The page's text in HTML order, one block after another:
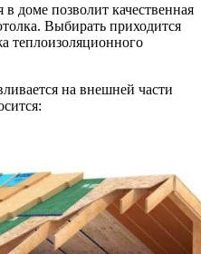
доме позволит качественная
Выбирать приходится
теплоизоляционного
на внешней части